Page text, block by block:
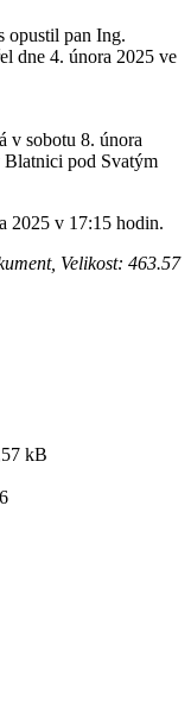
opustil pan Ing.
dne 4. února 2025 ve
v sobotu 8. února
Blatnici pod Svatým
2025 v 17:15 hodin.
Velikost: 463.57
kB